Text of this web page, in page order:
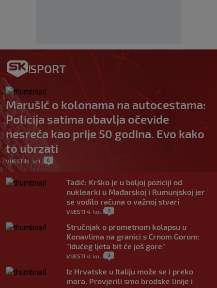
SPORT
Marušić o kolonama na autocestama:
Policija satima obavlja očevide
nesreća kao prije 50 godina. Evo kako
to ubrzati
VIJESTI 4. kol. 6
Tadić: Krško je u boljoj poziciji od
nuklearki u Mađarskoj i Rumunjskoj jer
se vodilo računa o važnoj stvari
VIJESTI 4. kol. 5
Stručnjak o prometnom kolapsu u
Konavlima na granici s Crnom Gorom:
"Idućeg ljeta bit će još gore"
VIJESTI 4. kol. 3
Iz Hrvatske u Italiju može se i preko
mora. Provjerili smo brodske linije i